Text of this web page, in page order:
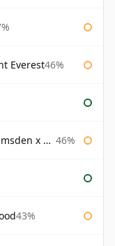
Everest46%
Makoto 46%
43%